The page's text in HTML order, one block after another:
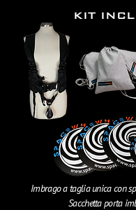
KIT
Imbrago a taglia unica con
Sacchetta porta